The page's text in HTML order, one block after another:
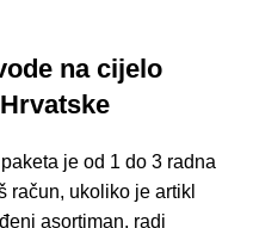
na cijelo
je od 1 do 3 radna
račun, ukoliko je artikl
asortiman, radi